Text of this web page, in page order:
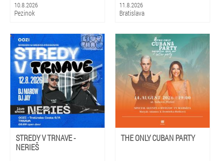
10.8.2026
Pezinok
11.8.2026
Bratislava
STREDY V TRNAVE -
NERIEŠ
THE ONLY CUBAN PARTY